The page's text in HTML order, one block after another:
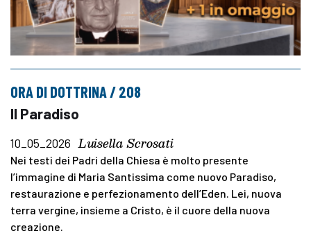
ORA DI DOTTRINA / 208
Il Paradiso
10_05_2026 Luisella Scrosati
Nei testi dei Padri della Chiesa è molto presente
l’immagine di Maria Santissima come nuovo Paradiso,
restaurazione e perfezionamento dell’Eden. Lei, nuova
terra vergine, insieme a Cristo, è il cuore della nuova
creazione.